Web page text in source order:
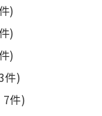
)
)
)
件)
7件)